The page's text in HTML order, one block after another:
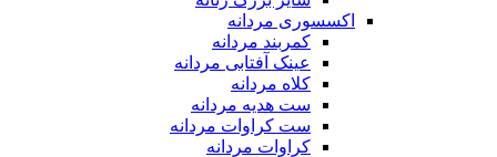
اکسسوری مردانه
کمربند مردانه
عینک آفتابی مردانه
کلاه مردانه
ست هدیه مردانه
ست کراوات مردانه
کراوات مردانه